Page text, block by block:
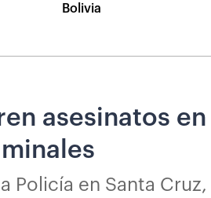
Bolivia
asesinatos en
en Santa